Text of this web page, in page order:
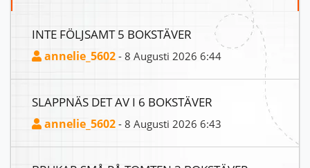
INTE FÖLJSAMT 5 BOKSTÄVER
annelie_5602 - 8 Augusti 2026 6:44
SLAPPNÄS DET AV I 6 BOKSTÄVER
annelie_5602 - 8 Augusti 2026 6:43